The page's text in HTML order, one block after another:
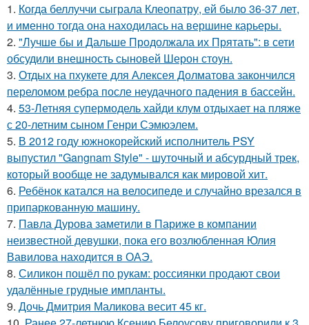
1. Когда беллуччи сыграла Клеопатру, ей было 36-37 лет,
и именно тогда она находилась на вершине карьеры.
2. "Лучше бы и Дальше Продолжала их Прятать": в сети
обсудили внешность сыновей Шерон стоун.
3. Отдых на пхукете для Алексея Долматова закончился
переломом ребра после неудачного падения в бассейн.
4. 53-Летняя супермодель хайди клум отдыхает на пляже
с 20-летним сыном Генри Сэмюэлем.
5. В 2012 году южнокорейский исполнитель PSY
выпустил "Gangnam Style" - шуточный и абсурдный трек,
который вообще не задумывался как мировой хит.
6. Ребёнок катался на велосипеде и случайно врезался в
припаркованную машину.
7. Павла Дурова заметили в Париже в компании
неизвестной девушки, пока его возлюбленная Юлия
Вавилова находится в ОАЭ.
8. Силикон пошёл по рукам: россиянки продают свои
удалённые грудные импланты.
9. Дочь Дмитрия Маликова весит 45 кг.